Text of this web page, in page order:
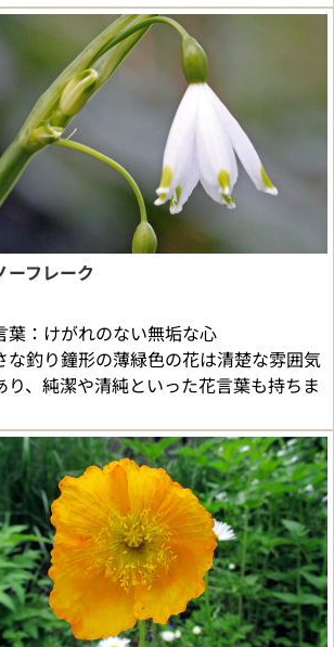
ーフレーク
葉：けがれのない無垢な心
な釣り鐘形の薄緑色の花は清楚な雰囲気
り、純潔や清純といった花言葉も持ちま